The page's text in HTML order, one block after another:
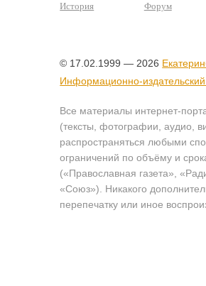
История
Форум
© 17.02.1999 — 2026
Информационно-
Все материалы интернет-
(тексты, фотографии, аудио,
распространяться любыми
ограничений по объёму и
(«Православная газета»,
«Союз»). Никакого
перепечатку или иное